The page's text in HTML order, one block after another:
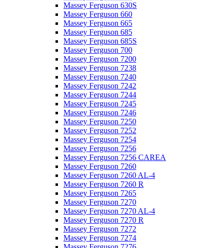
Massey Ferguson 630S
Massey Ferguson 660
Massey Ferguson 665
Massey Ferguson 685
Massey Ferguson 685S
Massey Ferguson 700
Massey Ferguson 7200
Massey Ferguson 7238
Massey Ferguson 7240
Massey Ferguson 7242
Massey Ferguson 7244
Massey Ferguson 7245
Massey Ferguson 7246
Massey Ferguson 7250
Massey Ferguson 7252
Massey Ferguson 7254
Massey Ferguson 7256
Massey Ferguson 7256 CAREA
Massey Ferguson 7260
Massey Ferguson 7260 AL-4
Massey Ferguson 7260 R
Massey Ferguson 7265
Massey Ferguson 7270
Massey Ferguson 7270 AL-4
Massey Ferguson 7270 R
Massey Ferguson 7272
Massey Ferguson 7274